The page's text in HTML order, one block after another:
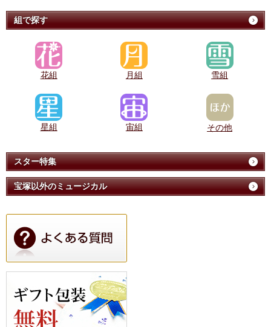
組で探す
花組 月組 雪組
星組 宙組 その他
スター特集
宝塚以外のミュージカル